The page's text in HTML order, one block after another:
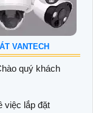
VANTECH
quý khách
việc lắp đặt